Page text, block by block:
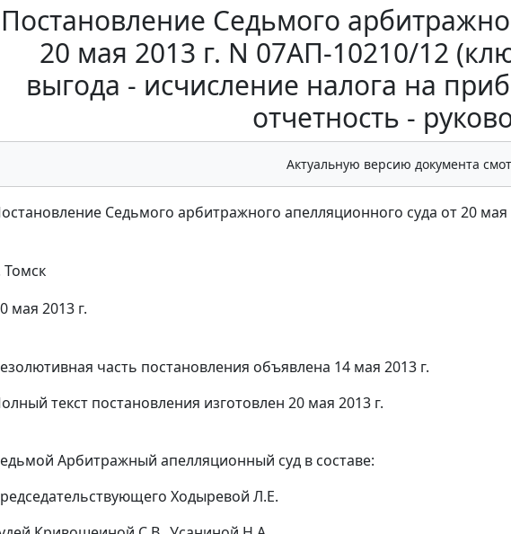
Постановление Седьмого
20 мая 2013 г. N 07АП-10210/12
выгода - исчисление налога на
отчетность -
Актуальную версию документа
Седьмого арбитражного апелляционного суда от 20 мая
Томск
мая 2013 г.
часть постановления объявлена 14 мая 2013 г.
текст постановления изготовлен 20 мая 2013 г.
Арбитражный апелляционный суд в составе:
Ходыревой Л.Е.